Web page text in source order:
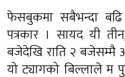
फेसबुकमा सबैभन्दा
पत्रकार । सायद यी
बजेदेखि राति २ बजेसम्मै
यो ट्यागको बिल्लाले म